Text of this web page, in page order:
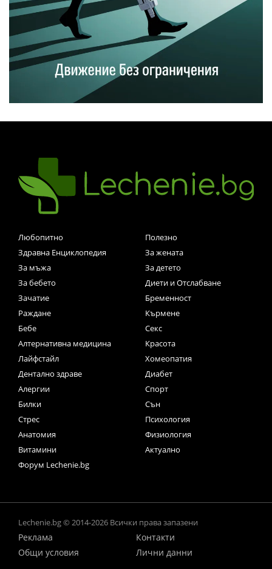
Любопитно
Полезно
Здравна Енциклопедия
За жената
За мъжа
За детето
За бебето
Диети и Отслабване
Зачатие
Бременност
Раждане
Кърмене
Бебе
Секс
Алтернативна медицина
Красота
Лайфстайл
Хомеопатия
Дентално здраве
Диабет
Алергии
Спорт
Билки
Сън
Стрес
Психология
Анатомия
Физиология
Витамини
Актуално
Форум Lechenie.bg
Lechenie.bg © 2014-2026 Всички права запазени
Реклама
Контакти
Общи условия
Лични данни